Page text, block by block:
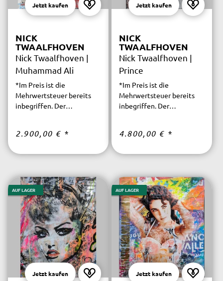
Jetzt kaufen
NICK
TWAALFHOVEN
Nick Twaalfhoven |
Muhammad Ali
*Im Preis ist die
Mehrwertsteuer bereits
inbegriffen. Der
kostenfrei.
2.900,00 € *
Jetzt kaufen
NICK
TWAALFHOVEN
Nick Twaalfhoven |
Prince
*Im Preis ist die
Mehrwertsteuer bereits
inbegriffen. Der
kostenfrei.
4.800,00 € *
AUF LAGER
Jetzt kaufen
AUF LAGER
Jetzt kaufen